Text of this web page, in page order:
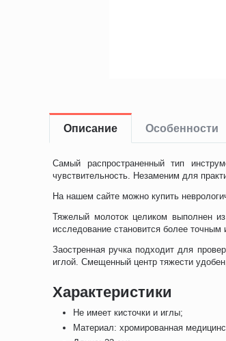
Описание Особенности
Самый распространенный тип
чувствительность. Незаменим для
На нашем сайте можно купить
Тяжелый молоток целиком выполнен
исследование становится более точным
Заостренная ручка подходит для
иглой. Смещенный центр тяжести
Характеристики
Не имеет кисточки и иглы;
Материал: хромированная